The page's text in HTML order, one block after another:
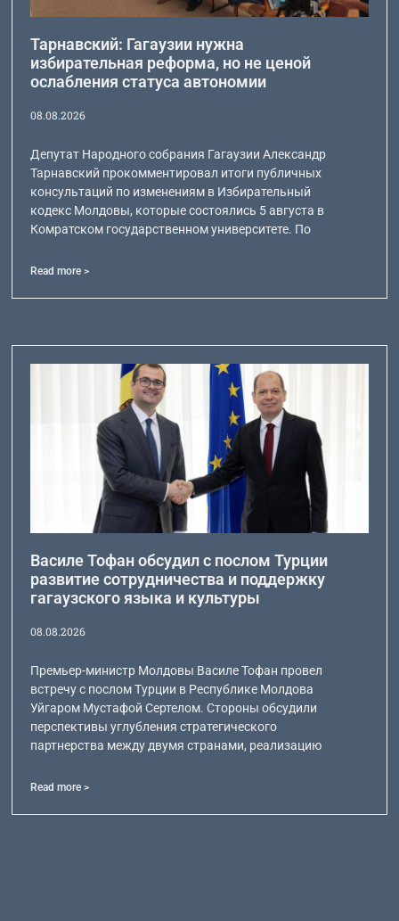
Тарнавский: Гагаузии нужна
избирательная реформа, но не ценой
ослабления статуса автономии
08.08.2026
Депутат Народного собрания Гагаузии Александр
Тарнавский прокомментировал итоги публичных
консультаций по изменениям в Избирательный
кодекс Молдовы, которые состоялись 5 августа в
Комратском государственном университете. По
Read more >
Василе Тофан обсудил с послом Турции
развитие сотрудничества и поддержку
гагаузского языка и культуры
08.08.2026
Премьер-министр Молдовы Василе Тофан провел
встречу с послом Турции в Республике Молдова
Уйгаром Мустафой Сертелом. Стороны обсудили
перспективы углубления стратегического
партнерства между двумя странами, реализацию
Read more >